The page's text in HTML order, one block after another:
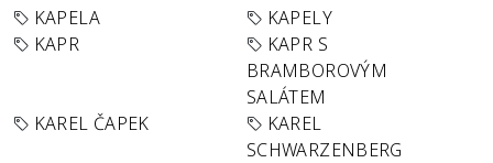
KAPELA
KAPELY
KAPR
KAPR S
BRAMBOROVÝM
SALÁTEM
KAREL ČAPEK
KAREL
SCHWARZENBERG